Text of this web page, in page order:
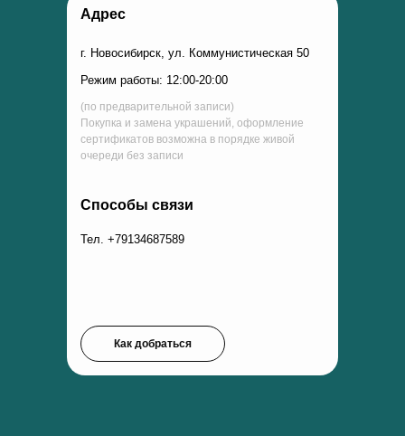
Адрес
Способы связи
г. Новосибирск, ул. Коммунистическая 50
Тел. +79134687589
Режим работы: 12:00-20:00
(по предварительной записи)
Покупка и замена украшений, оформление
сертификатов возможна в порядке живой
очереди без записи
Как добраться